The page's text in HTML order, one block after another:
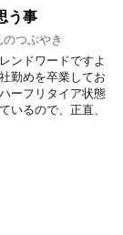
う事
つぶやき
ンドワードですよ
勤めを卒業してお
ーフリタイア状態
いるので、正直、